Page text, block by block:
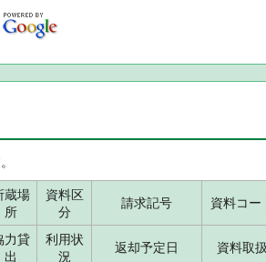
蔵場
所
資料区
分
請求記号 資料コー
力貸
出
利用状
況
返却予定日 資料取扱